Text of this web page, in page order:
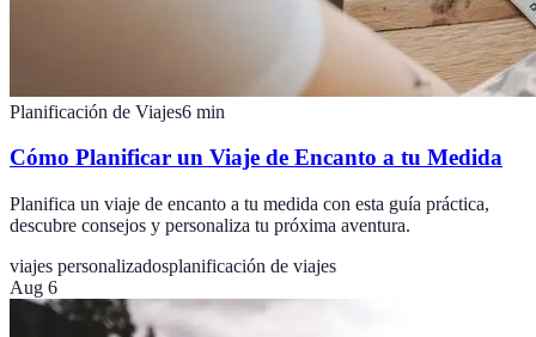
Planificación de Viajes6 min
Cómo Planificar un Viaje de Encanto a tu Medida
Planifica un viaje de encanto a tu medida con esta guía práctica,
descubre consejos y personaliza tu próxima aventura.
viajes personalizadosplanificación de viajes
Aug 6